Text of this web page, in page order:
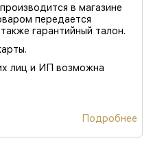
в магазине
передается
гарантийный талон.
лиц и ИП возможна
Подробнее